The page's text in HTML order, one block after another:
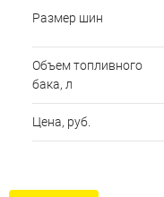
Размер шин
Объем топливного
бака, л
Цена, руб.